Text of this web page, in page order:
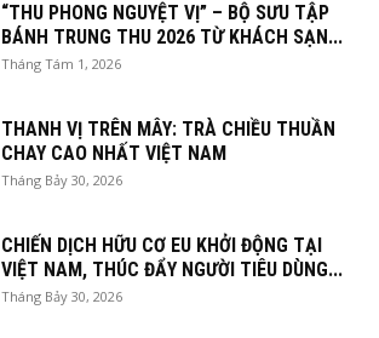
“THU PHONG NGUYỆT VỊ” – BỘ SƯU TẬP
BÁNH TRUNG THU 2026 TỪ KHÁCH SẠN...
Tháng Tám 1, 2026
THANH VỊ TRÊN MÂY: TRÀ CHIỀU THUẦN
CHAY CAO NHẤT VIỆT NAM
Tháng Bảy 30, 2026
CHIẾN DỊCH HỮU CƠ EU KHỞI ĐỘNG TẠI
VIỆT NAM, THÚC ĐẨY NGƯỜI TIÊU DÙNG...
Tháng Bảy 30, 2026